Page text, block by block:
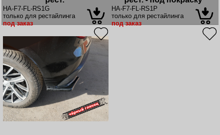
HA-F7-FL-RS1G
только для рестайлинга
под заказ
HA-F7-FL-RS1P
только для рестайлинга
под заказ